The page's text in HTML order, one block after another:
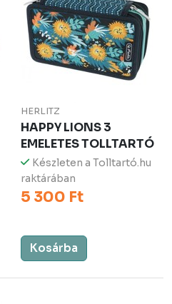
HERLITZ
HAPPY LIONS 3
EMELETES TOLLTARTÓ
Készleten a Tolltartó.hu
raktárában
5 300 Ft
Kosárba